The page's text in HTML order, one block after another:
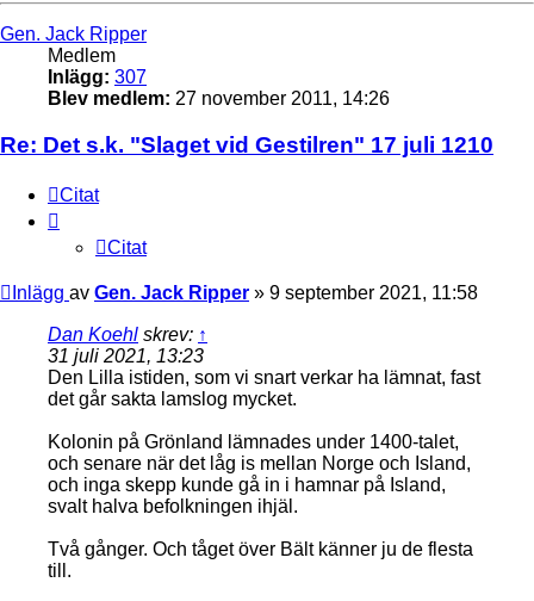
Gen. Jack Ripper
Medlem
Inlägg: 307
Blev medlem: 27 november 2011, 14:26
Re: Det s.k. "Slaget vid Gestilren" 17 juli 1210
Citat
Citat
Inlägg av Gen. Jack Ripper » 9 september 2021, 11:58
Dan Koehl skrev: ↑
31 juli 2021, 13:23
Den Lilla istiden, som vi snart verkar ha lämnat, fast
det går sakta lamslog mycket.
Kolonin på Grönland lämnades under 1400-talet,
och senare när det låg is mellan Norge och Island,
och inga skepp kunde gå in i hamnar på Island,
svalt halva befolkningen ihjäl.
Två gånger. Och tåget över Bält känner ju de flesta
till.